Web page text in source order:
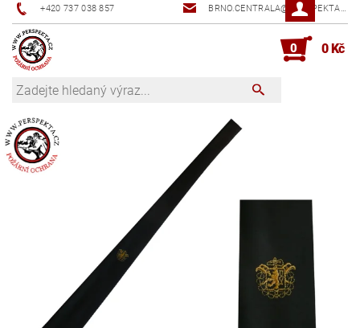
+420 737 038 857 BRNO.CENTRALA@PERSPEKTA.CZ
0 0 Kč